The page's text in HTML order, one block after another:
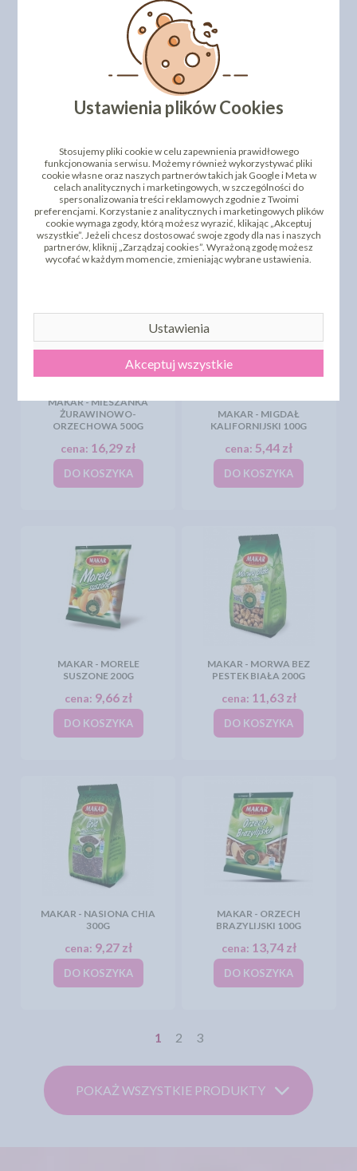
MAKAR - MAK MIELONY
200G
cena:6,80 zł
DO KOSZYKA
MAKAR - MIESZANKA
STUDENCKA 100G
cena:3,08 zł
DO KOSZYKA
MAKAR - MIESZANKA
ŻURAWINOWO-
ORZECHOWA 500G
cena: 16,29 zł
DO KOSZYKA
MAKAR - MIGDAŁ
KALIFORNIJSKI 100G
cena:5,44 zł
DO KOSZYKA
MAKAR - MORELE
SUSZONE 200G
cena: 9,66 zł
DO KOSZYKA
MAKAR - MORWA BEZ
PESTEK BIAŁA 200G
cena: 11,63 zł
DO KOSZYKA
MAKAR - NASIONA CHIA
300G
cena: 9,27 zł
DO KOSZYKA
MAKAR - ORZECH
BRAZYLIJSKI 100G
cena: 13,74 zł
DO KOSZYKA
1 2 3
POKAŻ WSZYSTKIE PRODUKTY
Ustawienia plików Cookies
Stosujemy pliki cookie w celu zapewnienia prawidłowego
funkcjonowania serwisu. Możemy również wykorzystywać pliki
cookie własne oraz naszych partnerów takich jak Google i Meta w
celach analitycznych i marketingowych, w szczególności do
spersonalizowania treści reklamowych zgodnie z Twoimi
preferencjami. Korzystanie z analitycznych i marketingowych plików
cookie wymaga zgody, którą możesz wyrazić, klikając „Akceptuj
wszystkie”. Jeżeli chcesz dostosować swoje zgody dla nas i naszych
partnerów, kliknij „Zarządzaj cookies”. Wyrażoną zgodę możesz
wycofać w każdym momencie, zmieniając wybrane ustawienia.
Ustawienia
Akceptuj wszystkie